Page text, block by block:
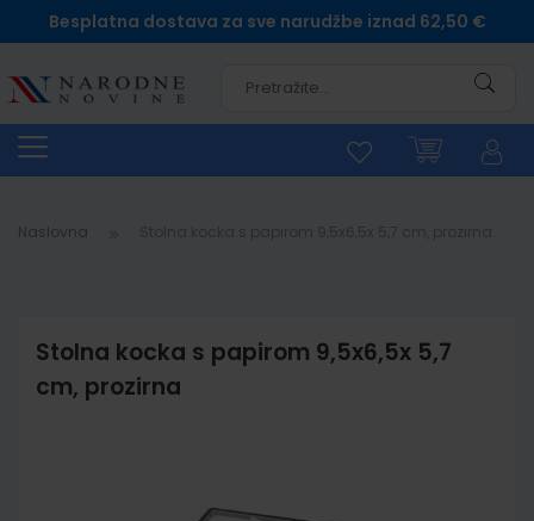
Besplatna dostava za sve narudžbe iznad 62,50 €
Naslovna
Stolna kocka s papirom 9,5x6,5x 5,7
cm, prozirna